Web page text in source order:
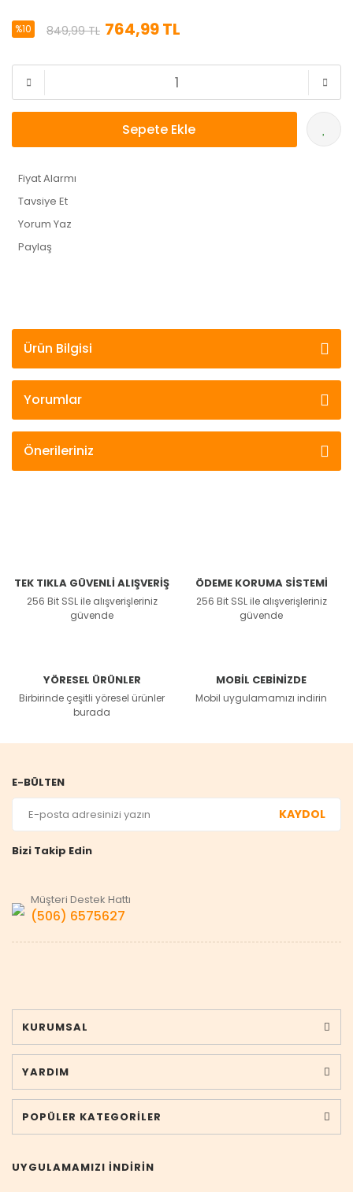
%10 849,99 TL 764,99 TL
Sepete Ekle
Fiyat Alarmı
Tavsiye Et
Yorum Yaz
Paylaş
Ürün Bilgisi
Yorumlar
Önerileriniz
TEK TIKLA GÜVENLİ ALIŞVERİŞ
256 Bit SSL ile alışverişleriniz
güvende
ÖDEME KORUMA SİSTEMİ
256 Bit SSL ile alışverişleriniz
güvende
YÖRESEL ÜRÜNLER
Birbirinde çeşitli yöresel ürünler
burada
MOBİL CEBİNİZDE
Mobil uygulamamızı indirin
E-BÜLTEN
KAYDOL
Bizi Takip Edin
Müşteri Destek Hattı
(506) 6575627
KURUMSAL
YARDIM
POPÜLER KATEGORİLER
UYGULAMAMIZI İNDİRİN